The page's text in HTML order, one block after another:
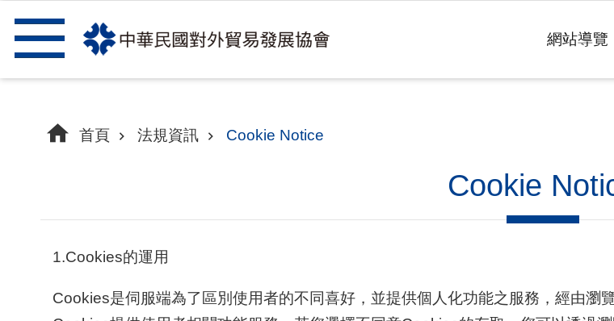
跳到主要內容區塊
網站導覽
首頁 法規資訊 Cookie Notice
Cookie
1.Cookies的運用
Cookies是伺服端為了區別使用者的不同喜好，並提供個人化功能之服務，經由瀏